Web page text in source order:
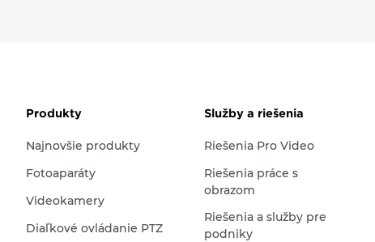
Produkty
Najnovšie produkty
Fotoaparáty
Videokamery
Diaľkové ovládanie PTZ
Služby a riešenia
Riešenia Pro Video
Riešenia práce s
obrazom
Riešenia a služby pre
podniky